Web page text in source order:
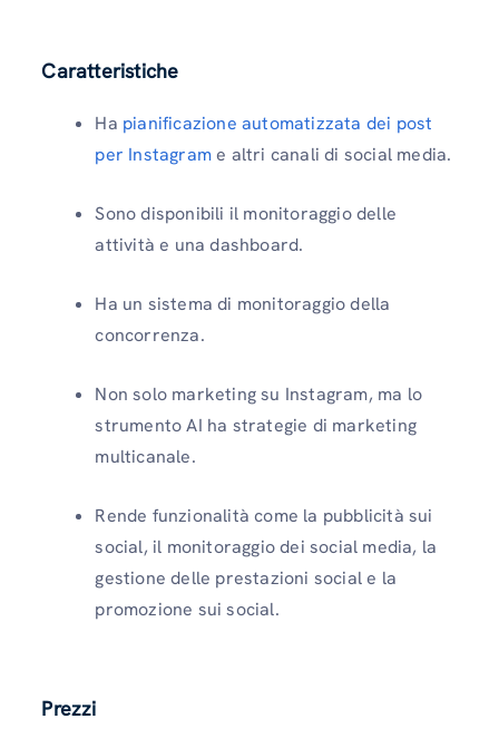
Caratteristiche
Ha pianificazione automatizzata dei post
per Instagrame altri canali di social media.
Sono disponibili il monitoraggio delle
attività e una dashboard.
Ha un sistema di monitoraggio della
concorrenza.
Non solo marketing su Instagram, ma lo
strumento AI ha strategie di marketing
multicanale.
Rende funzionalità come la pubblicità sui
social, il monitoraggio dei social media, la
gestione delle prestazioni social e la
promozione sui social.
Prezzi